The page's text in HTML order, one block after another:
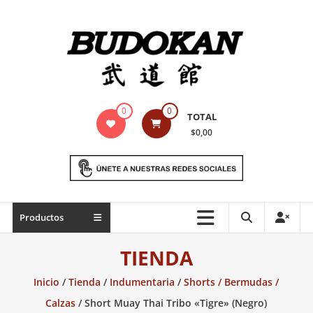
Indumentaria
marciales
Todo
necesario
0 0 TOTAL
$0,00
Productos
TIENDA
Inicio /Tienda / Indumentaria /Shorts / Bermudas /
Calzas / Short Muay Thai Tribo «Tigre» (Negro)